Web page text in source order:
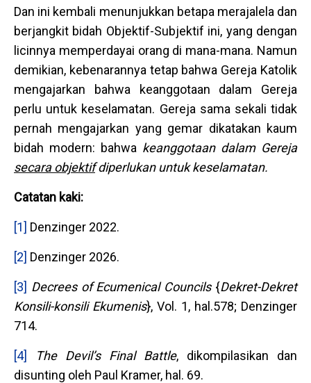
Dan ini kembali menunjukkan betapa merajalela dan
berjangkit bidah Objektif-Subjektif ini, yang dengan
licinnya memperdayai orang di mana-mana. Namun
demikian, kebenarannya tetap bahwa Gereja Katolik
mengajarkan bahwa keanggotaan dalam Gereja
perlu untuk keselamatan. Gereja sama sekali tidak
pernah mengajarkan yang gemar dikatakan kaum
bidah modern: bahwa keanggotaan dalam Gereja
secara objektifdiperlukan untuk keselamatan.
Catatan kaki:
[1] Denzinger 2022.
[2] Denzinger 2026.
[3] Decrees of Ecumenical Councils {Dekret-Dekret
Konsili-konsili Ekumenis}, Vol. 1, hal.578; Denzinger
714.
[4] The Devil’s Final Battle, dikompilasikan dan
disunting oleh Paul Kramer, hal. 69.